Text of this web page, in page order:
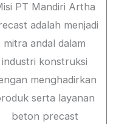
PT Mandiri Artha
adalah menjadi
mitra andal dalam
industri konstruksi
menghadirkan
serta layanan
beton precast